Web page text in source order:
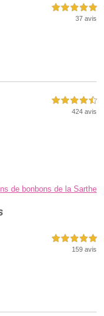
5,0 étoiles sur 5
37 avis
4,5 étoiles sur 5
424 avis
de bonbons de la Sarthe
5,0 étoiles sur 5
159 avis